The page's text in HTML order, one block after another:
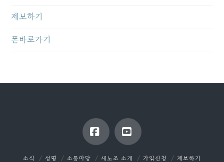
제보하기
폰바로가기
FacebookYouTube
소식 성명 소통마당 새노조 소개 가입신청 제보하기